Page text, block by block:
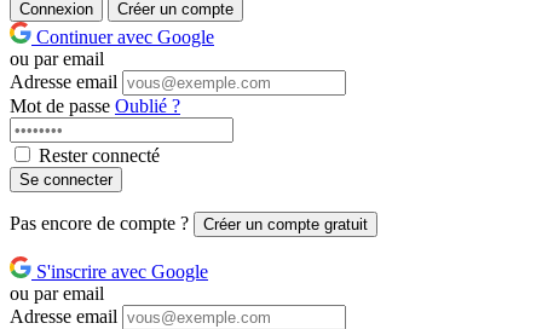
Connexion Créer un compte
Continuer avec Google
ou par email
Adresse email
Mot de passe Oublié ?
Rester connecté
Se connecter
Pas encore de compte ? Créer un compte gratuit
S'inscrire avec Google
ou par email
Adresse email